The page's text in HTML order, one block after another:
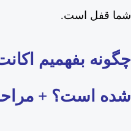
شما قفل است.
چگونه بفهمیم
شده است؟ +